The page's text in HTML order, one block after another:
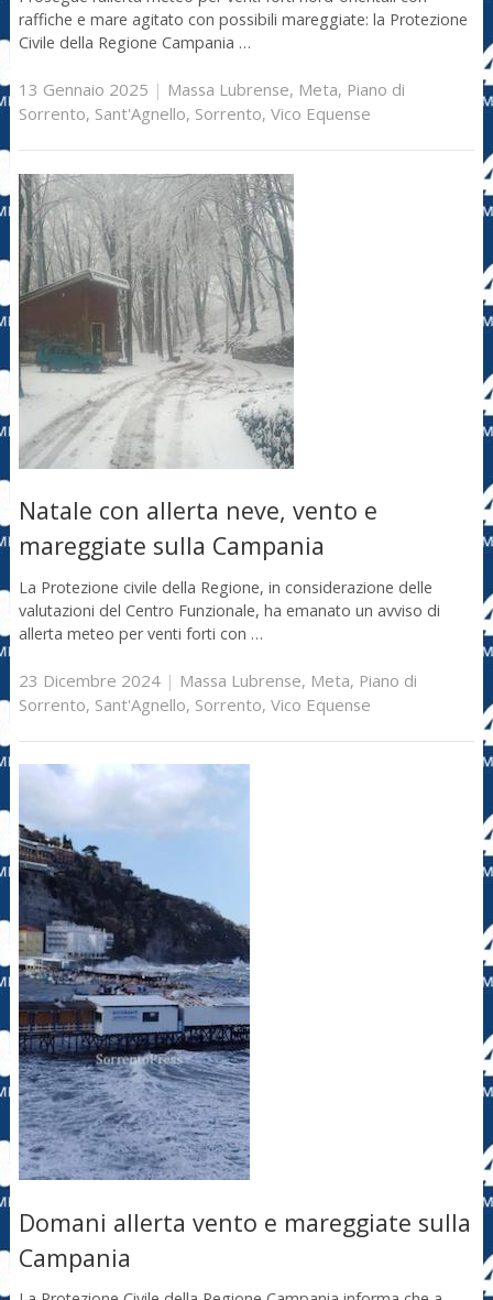
raffiche e mare agitato con possibili mareggiate: la Protezione
Civile della Regione Campania …
13 Gennaio 2025 | Massa Lubrense, Meta, Piano di
Sorrento, Sant'Agnello, Sorrento, Vico Equense
Natale con allerta neve, vento e
mareggiate sulla Campania
La Protezione civile della Regione, in considerazione delle
valutazioni del Centro Funzionale, ha emanato un avviso di
allerta meteo per venti forti con …
23 Dicembre 2024| Massa Lubrense, Meta, Piano di
Sorrento, Sant'Agnello, Sorrento, Vico Equense
Domani allerta vento e mareggiate sulla
Campania